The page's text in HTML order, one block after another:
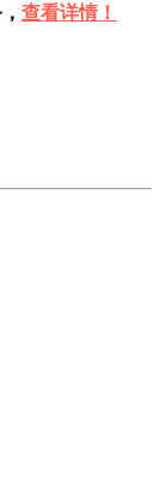
查看详情！